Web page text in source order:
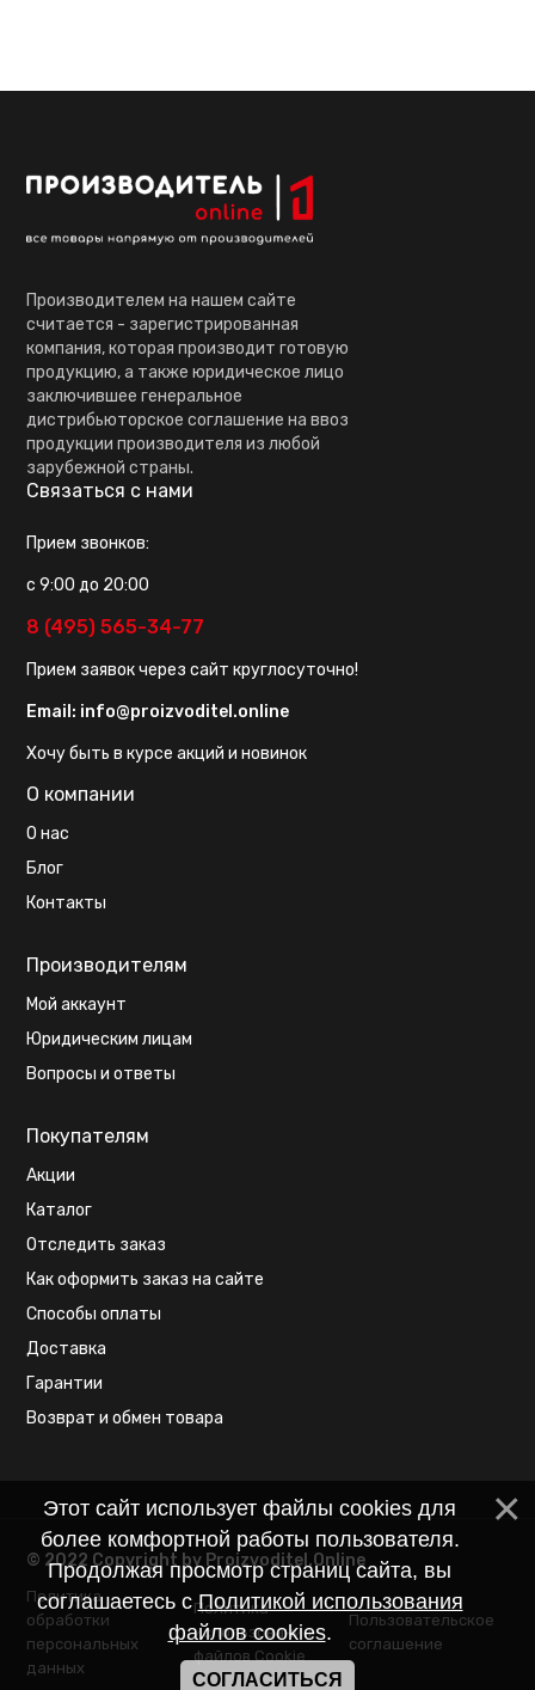
Производителем на нашем сайте
считается - зарегистрированная
компания, которая производит готовую
продукцию, а также юридическое лицо
заключившее генеральное
дистрибьюторское соглашение на ввоз
продукции производителя из любой
зарубежной страны.
Связаться с нами
Прием звонков:
с 9:00 до 20:00
8 (495) 565-34-77
Прием заявок через сайт круглосуточно!
Email: info@proizvoditel.online
Хочу быть в курсе акций и новинок
О компании
О нас
Блог
Контакты
Производителям
Мой аккаунт
Юридическим лицам
Вопросы и ответы
Покупателям
Акции
Каталог
Отследить заказ
Как оформить заказ на сайте
Способы оплаты
Доставка
Гарантии
Возврат и обмен товара
© 2022 Copyright by Proizvoditel.Online
Политика
обработки
персональных
данных
Политика
использования
файлов Cookie
Пользовательское
соглашение
Этот сайт использует файлы cookies для
более комфортной работы пользователя.
Продолжая просмотр страниц сайта, вы
соглашаетесь сПолитикой использования
файлов cookies.
СОГЛАСИТЬСЯ